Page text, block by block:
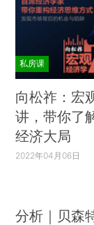
私房课
向松祚：宏
讲，带你了
经济大局
2022年04月06日
分析｜贝森